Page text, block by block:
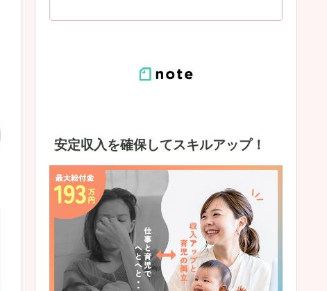
安定収入を確保してスキルアップ！